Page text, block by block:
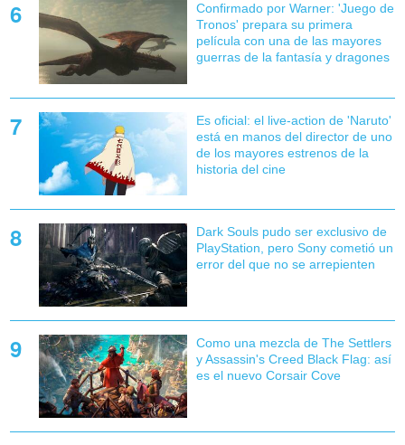
Confirmado por Warner: 'Juego de
Tronos' prepara su primera
película con una de las mayores
guerras de la fantasía y dragones
Es oficial: el live-action de 'Naruto'
está en manos del director de uno
de los mayores estrenos de la
historia del cine
Dark Souls pudo ser exclusivo de
PlayStation, pero Sony cometió un
error del que no se arrepienten
Como una mezcla de The Settlers
y Assassin's Creed Black Flag: así
es el nuevo Corsair Cove